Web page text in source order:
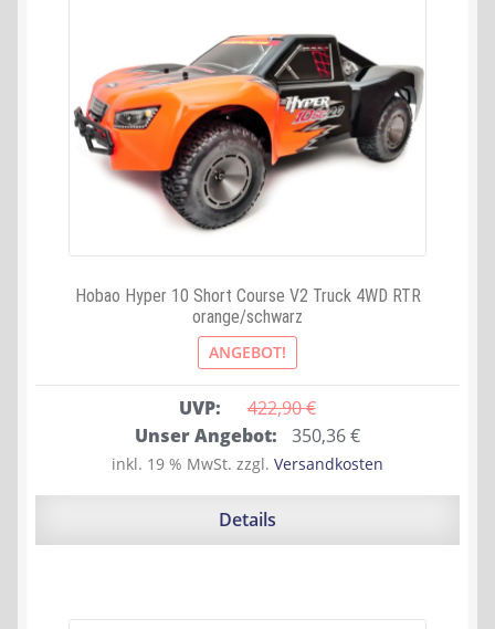
Hobao Hyper 10 Short Course V2 Truck 4WD RTR
orange/schwarz
ANGEBOT!
UVP: 422,90 €
Ursprünglicher
Preis
war:
Unser Angebot: 350,36€Aktueller
Preis
ist:
inkl. 19 % MwSt. zzgl. Versandkosten
Details